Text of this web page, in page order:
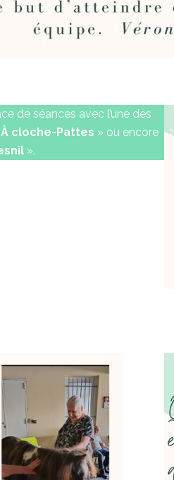
de séances avec l’une des
À cloche-Pattes » ou encore
».